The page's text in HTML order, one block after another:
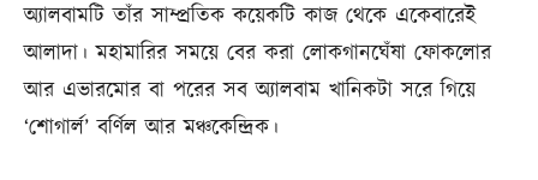
অ্যালবামটি তাঁর সাম্প্রতিক কয়েকটি কাজ থেকে একেবারেই
আলাদা। মহামারির সময়ে বের করা লোকগানঘেঁষা ফোকলোর
আর এভারমোর বা পরের সব অ্যালবাম খানিকটা সরে গিয়ে
‘শোগার্ল’ বর্ণিল আর মঞ্চকেন্দ্রিক।